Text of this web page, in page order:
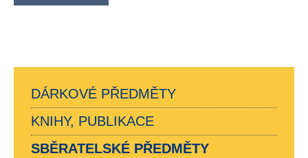
DÁRKOVÉ PŘEDMĚTY
KNIHY, PUBLIKACE
SBĚRATELSKÉ PŘEDMĚTY